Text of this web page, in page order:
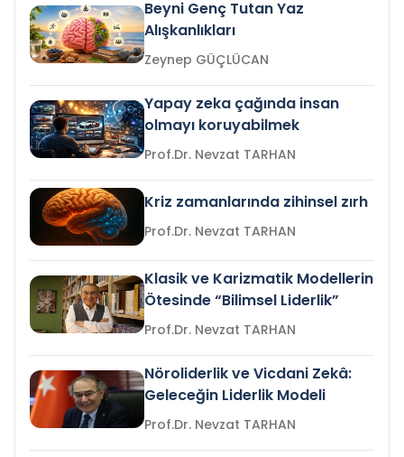
Beyni Genç Tutan Yaz
Alışkanlıkları
Zeynep GÜÇLÜCAN
Yapay zeka çağında insan
olmayı koruyabilmek
Prof.Dr. Nevzat TARHAN
Kriz zamanlarında zihinsel zırh
Prof.Dr. Nevzat TARHAN
Klasik ve Karizmatik Modellerin
Ötesinde “Bilimsel Liderlik”
Prof.Dr. Nevzat TARHAN
Nöroliderlik ve Vicdani Zekâ:
Geleceğin Liderlik Modeli
Prof.Dr. Nevzat TARHAN